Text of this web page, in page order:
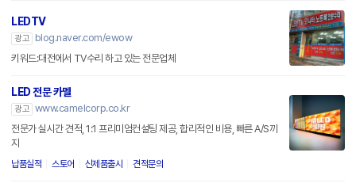
LEDTV
광고
blog.naver.com/ewow
키워드:대전에서 TV수리 하고 있는 전문업체
LED 전문 카멜
광고 www.camelcorp.co.kr
전문가 실시간 견적, 1:1 프리미엄컨설팅 제공, 합리적인 비용, 빠른 A/S까
지
납품실적 스토어 신제품출시 견적문의